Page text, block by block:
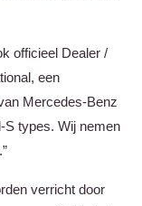
officieel Dealer /
een
Mercedes-Benz
S types. Wij nemen
verricht door